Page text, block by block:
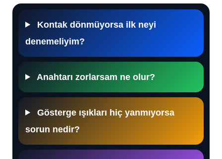
Kontak dönmüyorsa ilk neyi
denemeliyim?
Anahtarı zorlarsam ne olur?
Gösterge ışıkları hiç yanmıyorsa
sorun nedir?